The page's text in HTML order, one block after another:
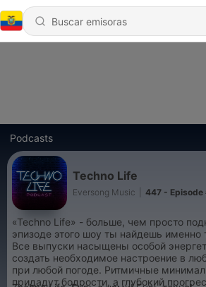
Podcasts
Techno Life
Eversong Music 447 -
«Techno Life» - больше, чем просто
эпизоде этого шоу ты найдешь именно
Все выпуски насыщены особой
создать необходимое настроение в
при любой погоде. Ритмичные
придадут бодрости, а глубокий